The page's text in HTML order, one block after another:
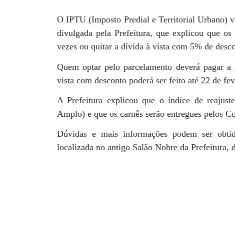
O IPTU (Imposto Predial e Territorial Urbano)
divulgada pela Prefeitura, que explicou que
vezes ou quitar a dívida à vista com 5% de
Quem optar pelo parcelamento deverá pagar
vista com desconto poderá ser feito até 22 de
A Prefeitura explicou que o índice de
Amplo) e que os carnês serão entregues pelos
Dúvidas e mais informações podem ser
localizada no antigo Salão Nobre da Prefeitura,